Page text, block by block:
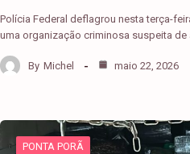
Polícia Federal deflagrou nesta terça-
uma organização criminosa suspeita
By Michel maio 22, 2026
PONTA PORÃ